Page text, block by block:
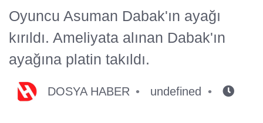
Oyuncu Asuman Dabak'ın ayağı
kırıldı. Ameliyata alınan Dabak'ın
ayağına platin takıldı.
DOSYA HABER undefined